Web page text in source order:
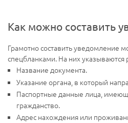
Как можно составить
Грамотно составить уведомление
спецбланками. На них указываются
Название документа.
Указание органа, в который
Паспортные данные лица,
гражданство.
Адрес нахождения или